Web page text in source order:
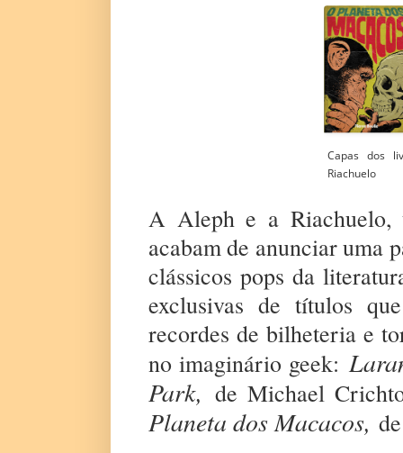
Capas dos
Riachuelo
A Aleph e a Riachuelo,
acabam de anunciar uma
clássicos pops da
exclusivas de títulos
recordes de bilheteria e
no imaginário geek:
Park,de Michael
Planeta dos Macacos,